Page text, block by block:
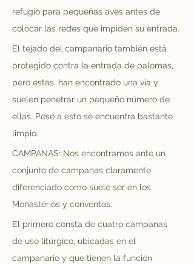
refugio para pequeñas aves antes de
colocar las redes que impiden su entrada.
El tejado del campanario también está
protegido contra la entrada de palomas,
pero estas, han encontrado una vía y
suelen penetrar un pequeño número de
ellas. Pese a esto se encuentra bastante
limpio.
CAMPANAS: Nos encontramos ante un
conjunto de campanas claramente
diferenciado como suele ser en los
Monasterios y conventos.
El primero consta de cuatro campanas
de uso litúrgico, ubicadas en el
campanario y que tienen la función